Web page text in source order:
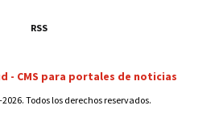
RSS
- CMS para portales de noticias
Todos los derechos reservados.